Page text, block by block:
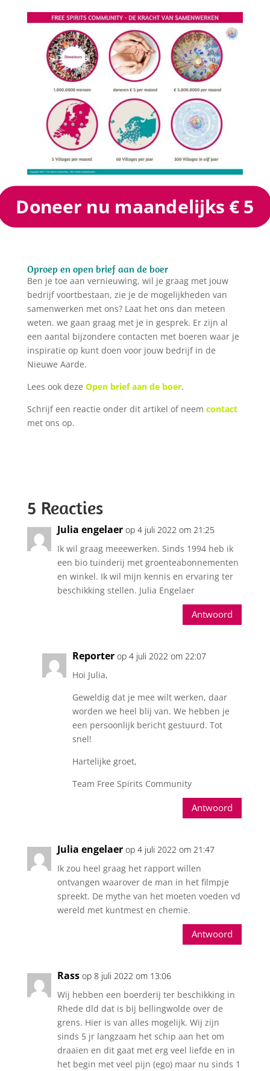
Doneer nu maandelijks € 5
Oproep en open brief aan de boer
Ben je toe aan vernieuwing, wil je graag met jouw
bedrijf voortbestaan, zie je de mogelijkheden van
samenwerken met ons? Laat het ons dan meteen
weten. we gaan graag met je in gesprek. Er zijn al
een aantal bijzondere contacten met boeren waar je
inspiratie op kunt doen voor jouw bedrijf in de
Nieuwe Aarde.
Lees ook deze Open brief aan de boer.
Schrijf een reactie onder dit artikel of neem contact
met ons op.
5 Reacties
Julia engelaer op 4 juli 2022 om 21:25
Ik wil graag meeewerken. Sinds 1994 heb ik
een bio tuinderij met groenteabonnementen
en winkel. Ik wil mijn kennis en ervaring ter
beschikking stellen. Julia Engelaer
Antwoord
Reporter op 4 juli 2022 om 22:07
Hoi Julia,
Geweldig dat je mee wilt werken, daar
worden we heel blij van. We hebben je
een persoonlijk bericht gestuurd. Tot
snel!
Hartelijke groet,
Team Free Spirits Community
Antwoord
Julia engelaer op 4 juli 2022 om 21:47
Ik zou heel graag het rapport willen
ontvangen waarover de man in het filmpje
spreekt. De mythe van het moeten voeden vd
wereld met kuntmest en chemie.
Antwoord
Rass op 8 juli 2022 om 13:06
Wij hebben een boerderij ter beschikking in
Rhede dld dat is bij bellingwolde over de
grens. Hier is van alles mogelijk. Wij zijn
sinds 5 jr langzaam het schip aan het om
draaien en dit gaat met erg veel liefde en in
het begin met veel pijn (ego) maar nu sinds 1